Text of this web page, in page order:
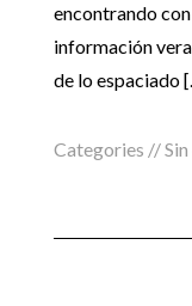
encontrando
información
de lo espaciado
Categories //